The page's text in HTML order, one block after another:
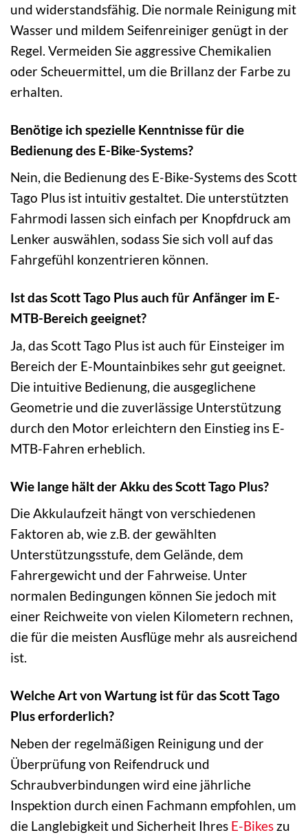
und widerstandsfähig. Die normale Reinigung mit
Wasser und mildem Seifenreiniger genügt in der
Regel. Vermeiden Sie aggressive Chemikalien
oder Scheuermittel, um die Brillanz der Farbe zu
erhalten.
Benötige ich spezielle Kenntnisse für die
Bedienung des E-Bike-Systems?
Nein, die Bedienung des E-Bike-Systems des Scott
Tago Plus ist intuitiv gestaltet. Die unterstützten
Fahrmodi lassen sich einfach per Knopfdruck am
Lenker auswählen, sodass Sie sich voll auf das
Fahrgefühl konzentrieren können.
Ist das Scott Tago Plus auch für Anfänger im E-
MTB-Bereich geeignet?
Ja, das Scott Tago Plus ist auch für Einsteiger im
Bereich der E-Mountainbikes sehr gut geeignet.
Die intuitive Bedienung, die ausgeglichene
Geometrie und die zuverlässige Unterstützung
durch den Motor erleichtern den Einstieg ins E-
MTB-Fahren erheblich.
Wie lange hält der Akku des Scott Tago Plus?
Die Akkulaufzeit hängt von verschiedenen
Faktoren ab, wie z.B. der gewählten
Unterstützungsstufe, dem Gelände, dem
Fahrergewicht und der Fahrweise. Unter
normalen Bedingungen können Sie jedoch mit
einer Reichweite von vielen Kilometern rechnen,
die für die meisten Ausflüge mehr als ausreichend
ist.
Welche Art von Wartung ist für das Scott Tago
Plus erforderlich?
Neben der regelmäßigen Reinigung und der
Überprüfung von Reifendruck und
Schraubverbindungen wird eine jährliche
Inspektion durch einen Fachmann empfohlen, um
die Langlebigkeit und Sicherheit Ihres E-Bikes zu